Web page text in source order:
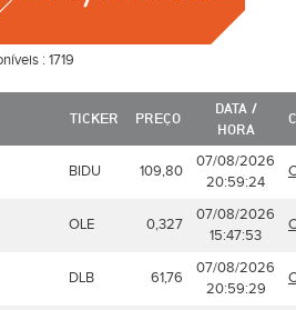
:1719
TICKER PREÇO
DATA /
HORA
BIDU 109,80
07/08/2026
20:59:24
OLE 0,327
07/08/2026
15:47:53
DLB 61,76
07/08/2026
20:59:29